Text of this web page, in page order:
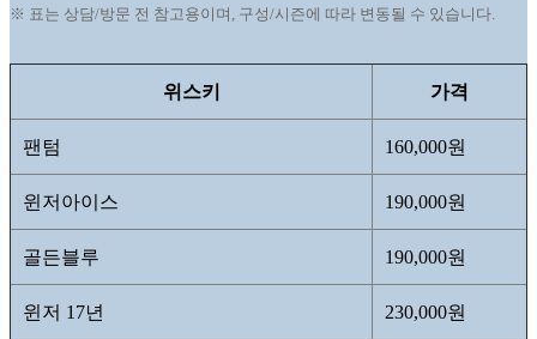
※ 표는 상담/방문 전 참고용이며, 구성/시즌에 따라 변동될 수 있습니다.
위스키 가격
팬텀 160,000원
윈저아이스 190,000원
골든블루 190,000원
윈저 17년 230,000원